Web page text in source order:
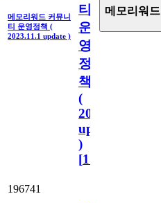
메모리워드 커뮤니
티 운영정책 (
2023.11.1 update )
티
운
영
정
책
(
2023.11.1
update
)
[110
메모리워드
196741